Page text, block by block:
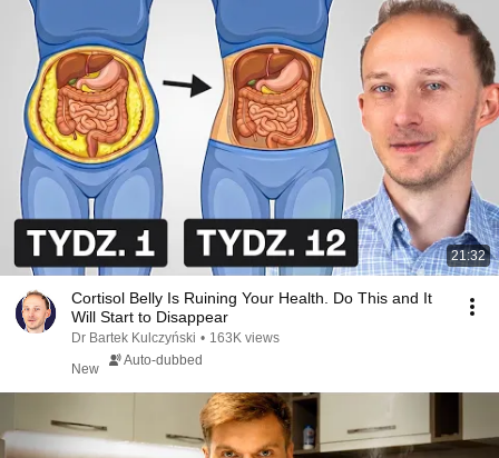
21:32
Cortisol Belly Is Ruining Your Health. Do This and It
Will Start to Disappear
Dr Bartek Kulczyński • 163K views
New
Auto-dubbed